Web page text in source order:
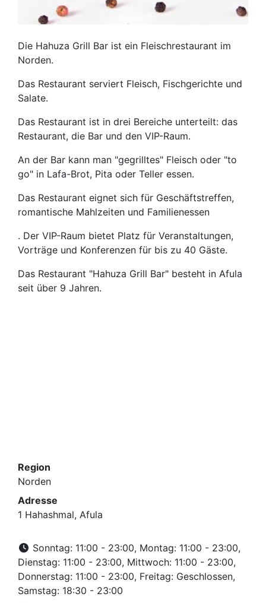
Die Hahuza Grill Bar ist ein Fleischrestaurant im
Norden.
Das Restaurant serviert Fleisch, Fischgerichte und
Salate.
Das Restaurant ist in drei Bereiche unterteilt: das
Restaurant, die Bar und den VIP-Raum.
An der Bar kann man "gegrilltes" Fleisch oder "to
go" in Lafa-Brot, Pita oder Teller essen.
Das Restaurant eignet sich für Geschäftstreffen,
romantische Mahlzeiten und Familienessen
. Der VIP-Raum bietet Platz für Veranstaltungen,
Vorträge und Konferenzen für bis zu 40 Gäste.
Das Restaurant "Hahuza Grill Bar" besteht in Afula
seit über 9 Jahren.
Region
Norden
Adresse
1 Hahashmal, Afula
Sonntag: 11:00 - 23:00, Montag: 11:00 - 23:00,
Dienstag: 11:00 - 23:00, Mittwoch: 11:00 - 23:00,
Donnerstag: 11:00 - 23:00, Freitag: Geschlossen,
Samstag: 18:30 - 23:00